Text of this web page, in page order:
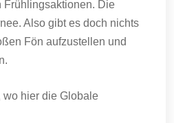
Die
Also gibt es doch nichts
Fön aufzustellen und
wo hier die Globale